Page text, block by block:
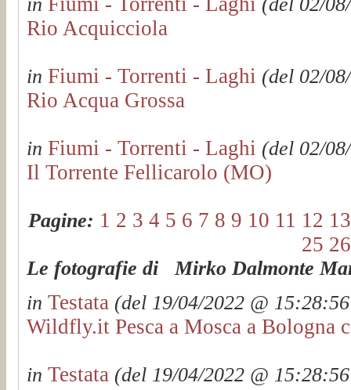
Rio Acquicciola
in Fiumi - Torrenti - Laghi (del 02/
Rio Acqua Grossa
in Fiumi - Torrenti - Laghi (del 02/
Il Torrente Fellicarolo (MO)
Pagine: 1 2 3 4 5 6 7 8 9 10 11 12 13
25 26
Le fotografie di Mirko Dalmonte
in Testata (del 19/04/2022 @
Wildfly.it Pesca a Mosca a Bologna
in Testata (del 19/04/2022 @